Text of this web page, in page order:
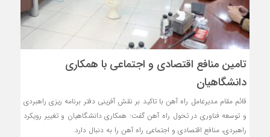
تامین منافع اقتصادی و اجتماعی با همکاری
دانشگاهیان
قائم مقام مدیرعامل راه آهن با تاکید بر نقش آفرینی دفتر برنامه ریزی راهبردی
و توسعه فناوری در تحول راه آهن گفت: همکاری دانشگاهیان و تغییر رویکرد
راهبردی، منافع اقتصادی و اجتماعی راه آهن را به دنبال دارد.